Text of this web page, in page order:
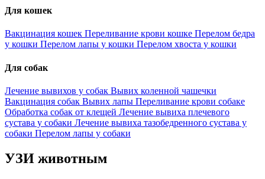
Для кошек
Вакцинация кошек Переливание крови кошке Перелом бедра
у кошки Перелом лапы у кошки Перелом хвоста у кошки
Для собак
Лечение вывихов у собак Вывих коленной чашечки
Вакцинация собак Вывих лапы Переливание крови собаке
Обработка собак от клещей Лечение вывиха плечевого
сустава у собаки Лечение вывиха тазобедренного сустава у
собаки Перелом лапы у собаки
УЗИ животным